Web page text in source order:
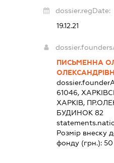
dossier.regDate:
19.12.21
ПИСЬМЕННА
61046,
ХАРКІВ,
БУДИНОК 82
Розмір внеску
фонду (грн.):